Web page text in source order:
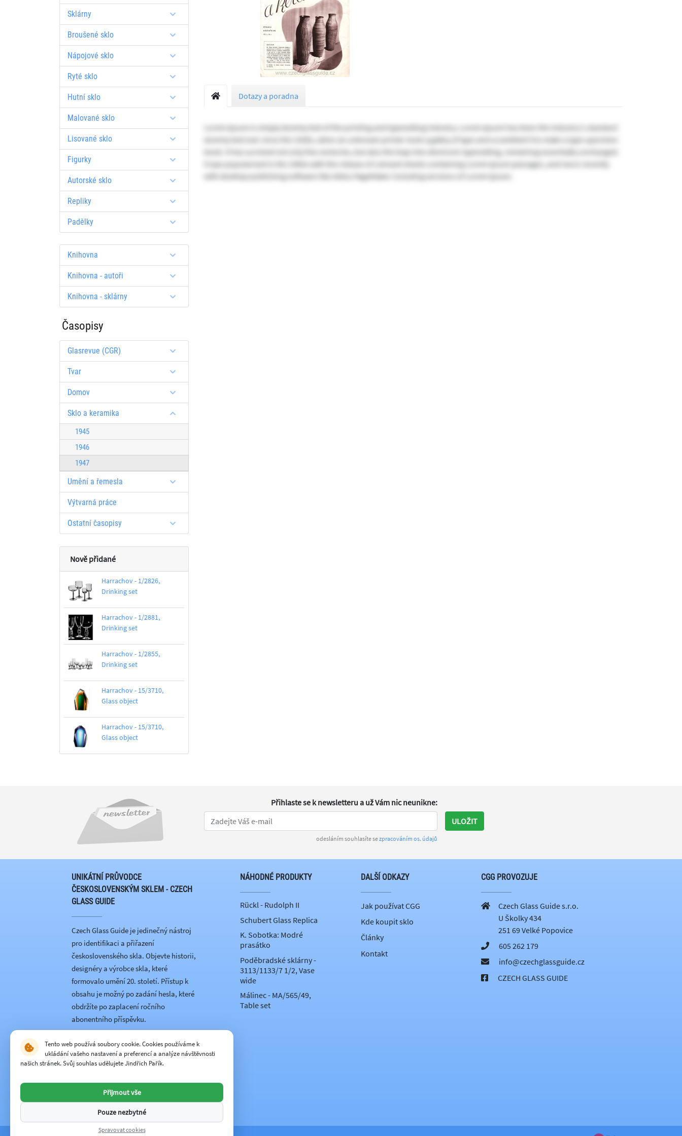
Sklárny
Broušené sklo
Nápojové sklo
Ryté sklo
Hutní sklo
Malované sklo
Lisované sklo
Figurky
Autorské sklo
Repliky
Padělky
Knihovna
Knihovna - autoři
Knihovna - sklárny
Časopisy
Glasrevue (CGR)
Tvar
Domov
Sklo a keramika
1945
1946
1947
Umění a řemesla
Výtvarná práce
Ostatní časopisy
Nově přidané
Harrachov - 1/2826,
Drinking set
Harrachov - 1/2881,
Drinking set
Harrachov - 1/2855,
Drinking set
Harrachov - 15/3710,
Glass object
Harrachov - 15/3710,
Glass object
Dotazy a poradna
Lorem Ipsum is simply dummy text of the printing and typesetting industry. Lorem Ipsum has been the industry's standard
dummy text ever since the 1500s, when an unknown printer took a galley of type and scrambled it to make a type specimen
book. It has survived not only five centuries, but also the leap into electronic typesetting, remaining essentially unchanged.
It was popularised in the 1960s with the release of Letraset sheets containing Lorem Ipsum passages, and more recently
with desktop publishing software like Aldus PageMaker including versions of Lorem Ipsum.
Přihlaste se k newsletteru a už Vám nic neunikne:
odesláním souhlasíte sezpracováním os. údajů
ULOŽIT
UNIKÁTNÍ PRŮVODCE
ČESKOSLOVENSKÝM SKLEM - CZECH
GLASS GUIDE
Czech Glass Guide je jedinečný nástroj
pro identifikaci a přiřazení
československého skla. Objevte historii,
designéry a výrobce skla, které
formovalo umění 20. století. Přístup k
obsahu je možný po zadání hesla, které
obdržíte po zaplacení ročního
abonentního příspěvku.
NÁHODNÉ PRODUKTY
Rückl - Rudolph II
Schubert Glass Replica
K. Sobotka: Modré
prasátko
Poděbradské sklárny -
3113/1133/7 1/2, Vase
wide
Málinec - MA/565/49,
Table set
DALŠÍ ODKAZY
Jak používat CGG
Kde koupit sklo
Články
Kontakt
CGG PROVOZUJE
Czech Glass Guide s.r.o.
U Školky 434
251 69 Velké Popovice
605 262 179
info@czechglassguide.cz
CZECH GLASS GUIDE
Tento web používá soubory cookie. Cookies používáme k
ukládání vašeho nastavení a preferencí a analýze návštěvnosti
našich stránek. Svůj souhlas udělujete Jindřich Pařík.
Přijmout vše
Pouze nezbytné
Spravovat cookies